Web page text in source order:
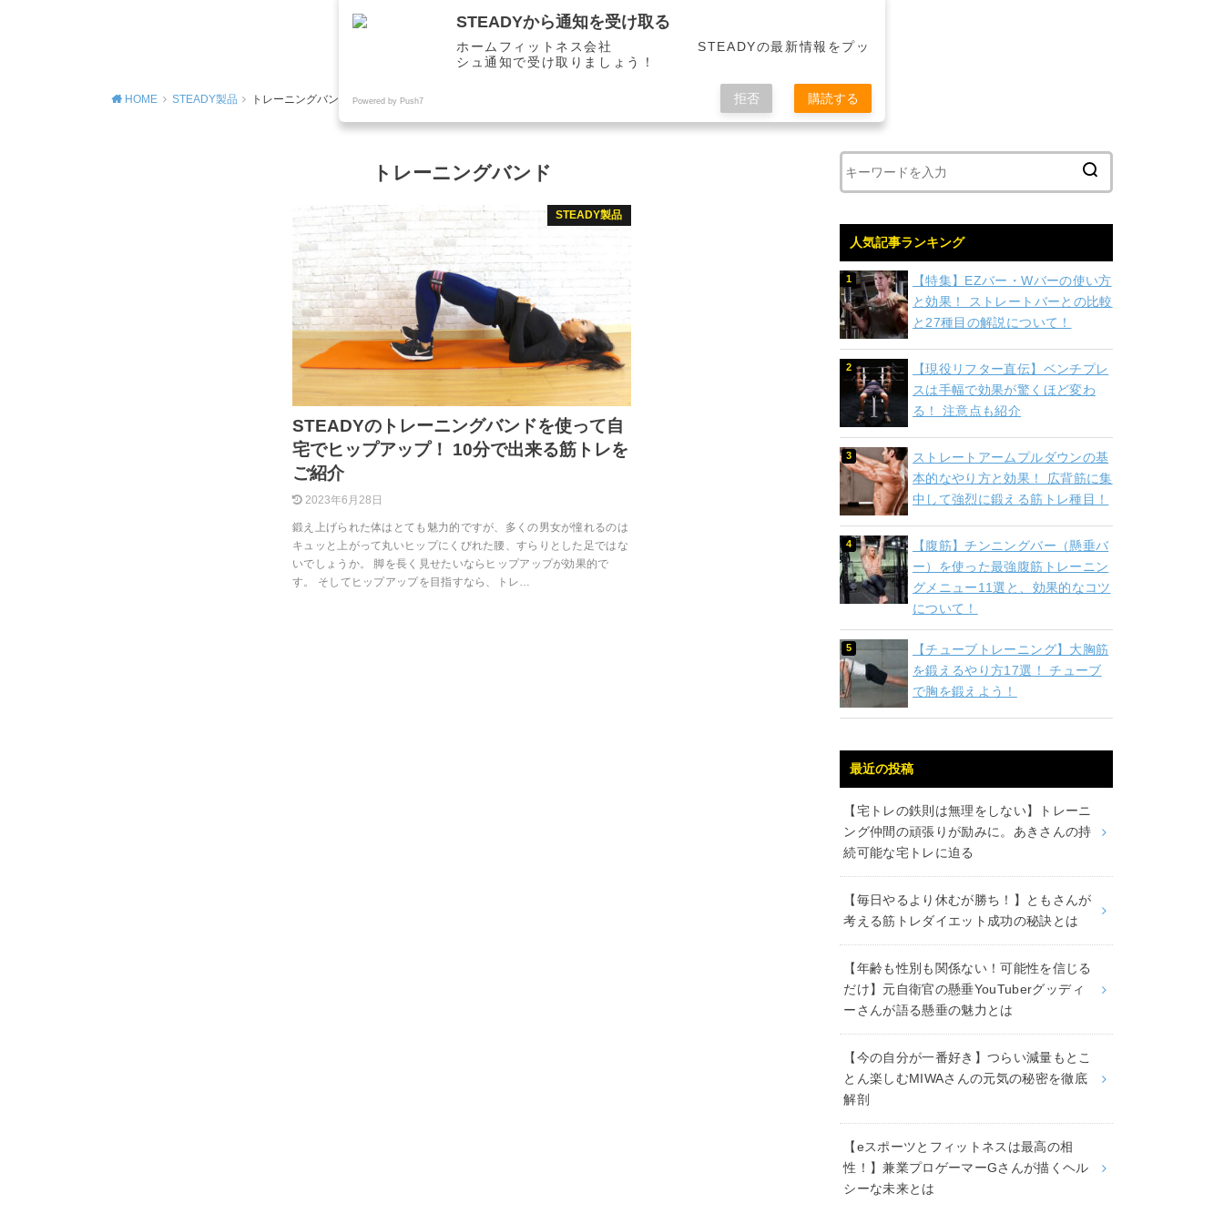
HOME STEADY製品 トレーニングバンド
トレーニングバンド
STEADY製品
STEADYのトレーニングバンドを使って自
宅でヒップアップ！ 10分で出来る筋トレを
ご紹介
2023年6月28日
鍛え上げられた体はとても魅力的ですが、多くの男女が憧れるのは
キュッと上がって丸いヒップにくびれた腰、すらりとした足ではな
いでしょうか。 脚を長く見せたいならヒップアップが効果的で
す。 そしてヒップアップを目指すなら、トレ…
人気記事ランキング
【特集】EZバー・Wバーの使い方
と効果！ ストレートバーとの比較
と27種目の解説について！
【現役リフター直伝】ベンチプレ
スは手幅で効果が驚くほど変わ
る！ 注意点も紹介
ストレートアームプルダウンの基
本的なやり方と効果！ 広背筋に集
中して強烈に鍛える筋トレ種目！
【腹筋】チンニングバー（懸垂バ
ー）を使った最強腹筋トレーニン
グメニュー11選と、効果的なコツ
について！
【チューブトレーニング】大胸筋
を鍛えるやり方17選！ チューブ
で胸を鍛えよう！
最近の投稿
【宅トレの鉄則は無理をしない】トレーニ
ング仲間の頑張りが励みに。あきさんの持
続可能な宅トレに迫る
【毎日やるより休むが勝ち！】ともさんが
考える筋トレダイエット成功の秘訣とは
【年齢も性別も関係ない！可能性を信じる
だけ】元自衛官の懸垂YouTuberグッディ
ーさんが語る懸垂の魅力とは
【今の自分が一番好き】つらい減量もとこ
とん楽しむMIWAさんの元気の秘密を徹底
解剖
【eスポーツとフィットネスは最高の相
性！】兼業プロゲーマーGさんが描くヘル
シーな未来とは
STEADYから通知を受け取る
ホームフィットネス会社 STEADYの最新情報をプッ
シュ通知で受け取りましょう！
Powered by Push7 拒否 購読する